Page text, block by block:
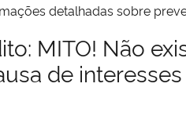
detalhadas sobre
MITO! Não
de